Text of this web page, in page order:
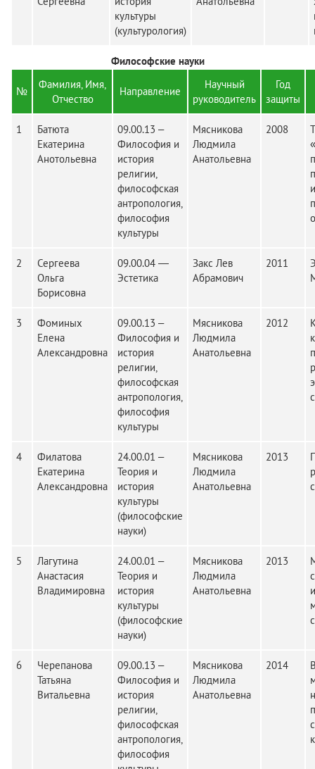
культуры
(культурология)
Философские науки
№
Фамилия, Имя,
Отчество
Направление
Научный
руководитель
Год
защиты
1
Батюта
Екатерина
Анотольевна
09.00.13 –
Философия и
история
религии,
философская
антропология,
философия
культуры
Мясникова
Людмила
Анатольевна
2008
2
Сергеева
Ольга
Борисовна
09.00.04 —
Эстетика
Закс Лев
Абрамович
2011
3
Фоминых
Елена
Александровна
09.00.13 –
Философия и
история
религии,
философская
антропология,
философия
культуры
Мясникова
Людмила
Анатольевна
2012
4
Филатова
Екатерина
Александровна
24.00.01 –
Теория и
история
культуры
(философские
науки)
Мясникова
Людмила
Анатольевна
2013
5
Лагутина
Анастасия
Владимировна
24.00.01 –
Теория и
история
культуры
(философские
науки)
Мясникова
Людмила
Анатольевна
2013
6
Черепанова
Татьяна
Витальевна
09.00.13 –
Философия и
история
религии,
философская
антропология,
философия
Мясникова
Людмила
Анатольевна
2014